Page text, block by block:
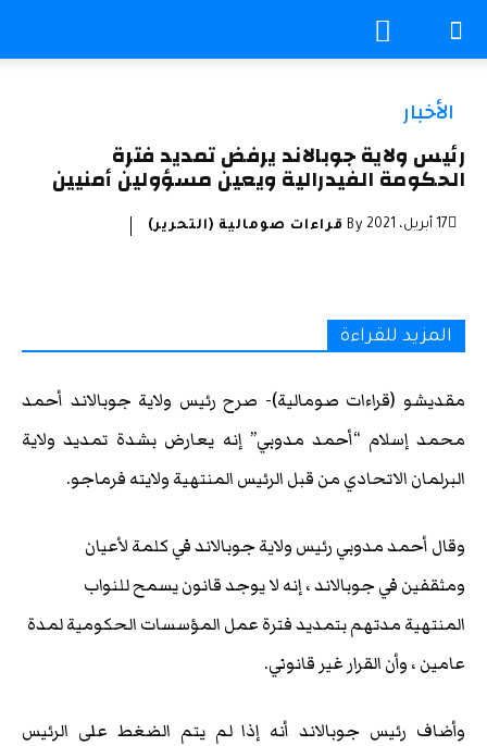
الأخبار
رئيس ولاية جوبالاند يرفض تمديد فترة
الحكومة الفيدرالية ويعين مسؤولين أمنيين
17 أبريل، 2021 By قراءات صومالية (التحرير)
المزيد للقراءة
مقديشو (قراءات صومالية)- صرح رئيس ولاية جوبالاند أحمد
محمد إسلام “أحمد مدوبي” إنه يعارض بشدة تمديد ولاية
البرلمان الاتحادي من قبل الرئيس المنتهية ولايته فرماجو.
وقال أحمد مدوبي رئيس ولاية جوبالاند في كلمة لأعيان
ومثقفين في جوبالاند ، إنه لا يوجد قانون يسمح للنواب
المنتهية مدتهم بتمديد فترة عمل المؤسسات الحكومية لمدة
عامين ، وأن القرار غير قانوني.
وأضاف رئيس جوبالاند أنه إذا لم يتم الضغط على الرئيس